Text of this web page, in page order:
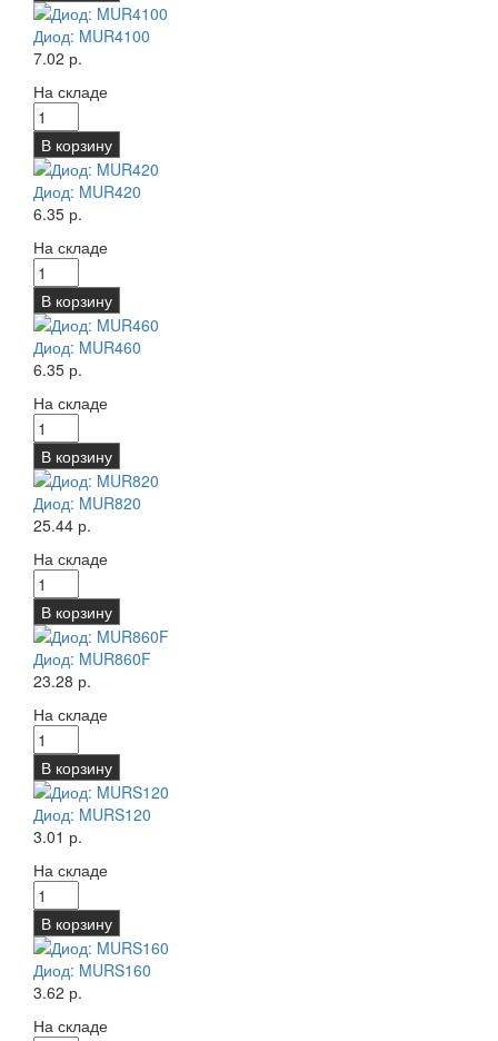
Диод: MUR4100
7.02 р.
На складе
В корзину
Диод: MUR420
6.35 р.
На складе
В корзину
Диод: MUR460
6.35 р.
На складе
В корзину
Диод: MUR820
25.44 р.
На складе
В корзину
Диод: MUR860F
23.28 р.
На складе
В корзину
Диод: MURS120
3.01 р.
На складе
В корзину
Диод: MURS160
3.62 р.
На складе